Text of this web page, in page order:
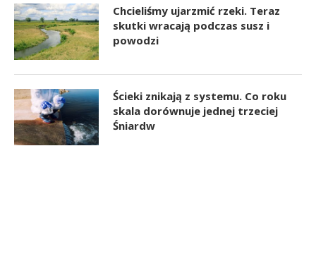
Chcieliśmy ujarzmić rzeki. Teraz
skutki wracają podczas susz i
powodzi
Ścieki znikają z systemu. Co roku
skala dorównuje jednej trzeciej
Śniardw